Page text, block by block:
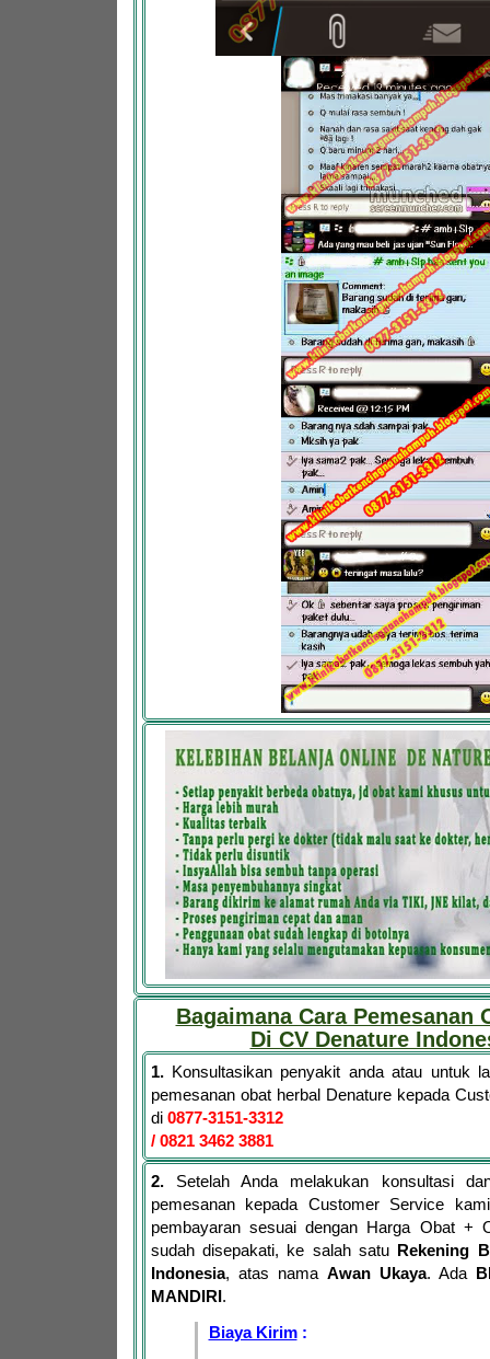
Bagaimana Cara Pemesanan
Di CV Denature
1.Konsultasikan penyakit anda atau untuk
pemesanan obat herbal Denature kepada
di 0877-3151-3312
/ 0821 3462 3881
2.Setelah Anda melakukan konsultasi
pemesanan kepada Customer Service
pembayaran sesuai dengan Harga Obat +
sudah disepakati, ke salah satu Rekening
Indonesia, atas nama Awan Ukaya. Ada
MANDIRI.
Biaya Kirim: